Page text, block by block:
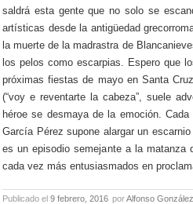
saldrá esta gente que no solo se
artísticas desde la antigüedad
la muerte de la madrastra de
los pelos como escarpias. Espero que
próximas fiestas de mayo en Santa
(“voy e reventarte la cabeza”, suele
héroe se desmaya de la emoción.
García Pérez supone alargar un
es un episodio semejante a la matanza
cada vez más entusiasmados en
Publicado el 9 febrero, 2016 porAlfonso